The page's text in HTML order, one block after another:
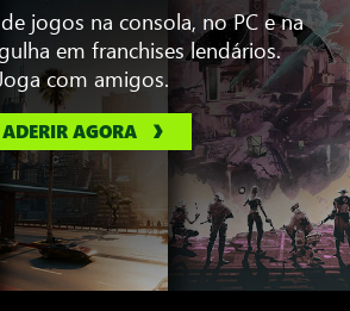
jogos na consola, no PC e na
em franchises lendários.
com amigos.
ADERIR AGORA